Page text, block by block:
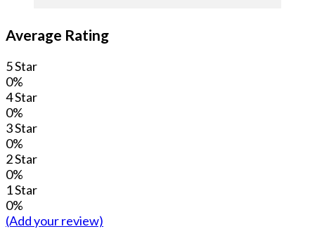
Average Rating
5 Star
0%
4 Star
0%
3 Star
0%
2 Star
0%
1 Star
0%
(Add your review)